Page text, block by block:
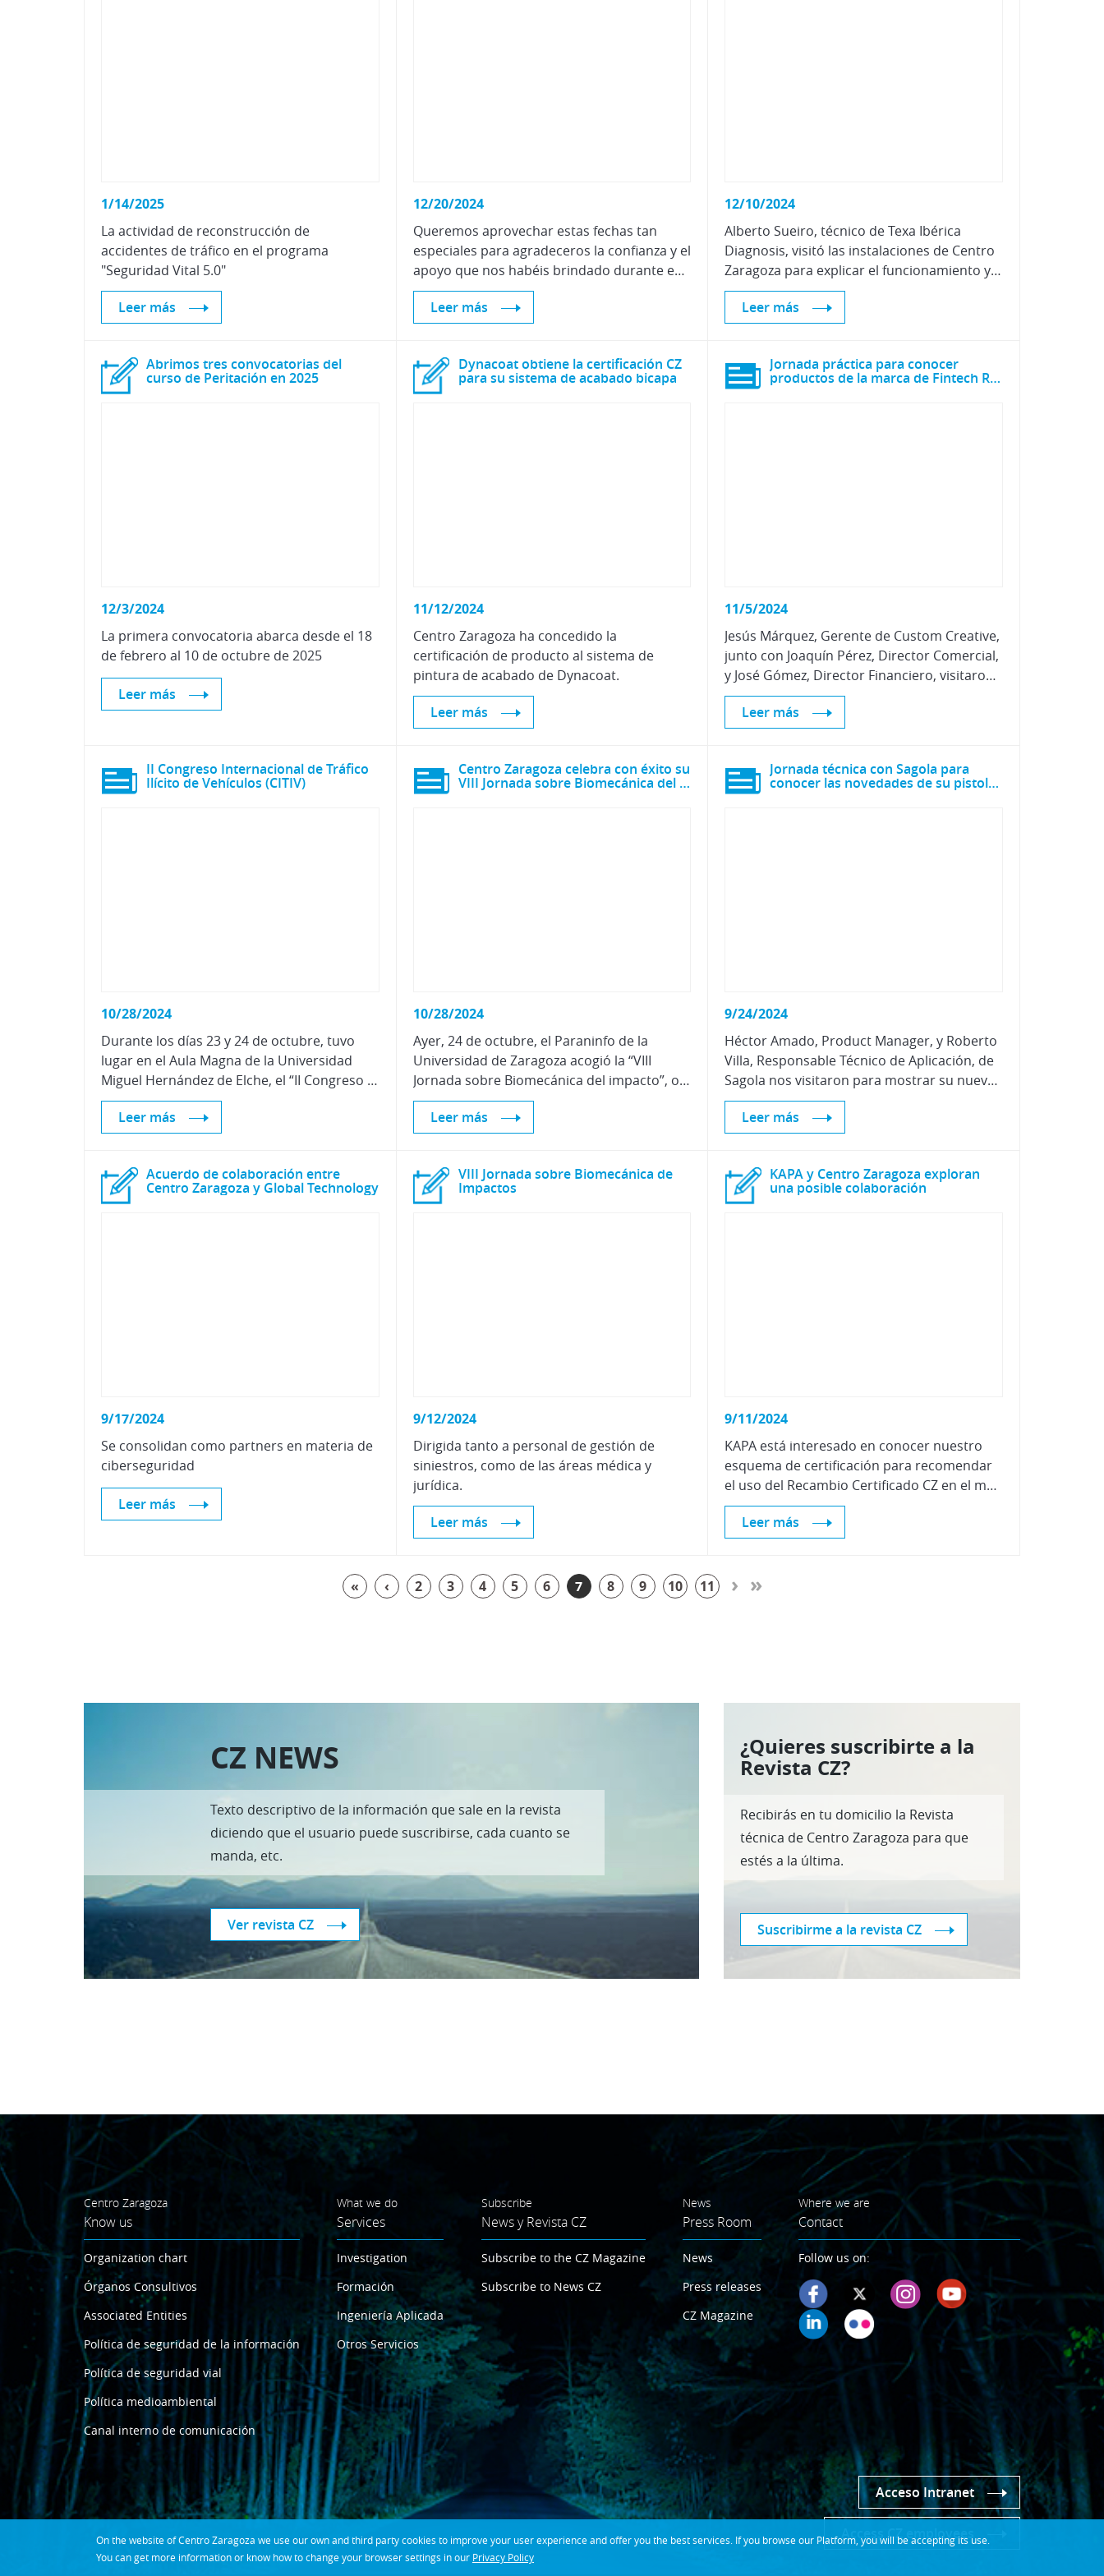
On the website of Centro Zaragoza we use our own and third party cookies to improve your user experience and offer you the best services. If you browse our Platform, you will be accepting its use.
You can get more information or know how to change your browser settings in our Privacy Policy
1/14/2025
La actividad de reconstrucción de
accidentes de tráfico en el programa
"Seguridad Vital 5.0"
Leer más
12/20/2024
Queremos aprovechar estas fechas tan
especiales para agradeceros la confianza y el
apoyo que nos habéis brindado durante este año.
Leer más
12/10/2024
Alberto Sueiro, técnico de Texa Ibérica
Diagnosis, visitó las instalaciones de Centro
Zaragoza para explicar el funcionamiento y características de su nuevo equipo RCCS 3 EVO para la calibración de cámaras, radares, lidars y sensores, junto con el nuevo software para la diagnosis IDC 6.
Leer más
Abrimos tres convocatorias del
curso de Peritación en 2025
12/3/2024
La primera convocatoria abarca desde el 18
defebrero al 10 de octubre de2025
Leer más
Dynacoat obtiene la certificación CZ
para su sistema de acabado bicapa
11/12/2024
Centro Zaragoza ha concedido la
certificación de producto al sistema de
pintura de acabado de Dynacoat.
Leer más
Jornada práctica para conocer
productos de la marca de Fintech Refinish de Custom Creative
11/5/2024
Jesús Márquez, Gerente de Custom Creative,
junto con Joaquín Pérez, Director Comercial,
y José Gómez, Director Financiero, visitaron las instalaciones de Centro Zaragoza para presentarnos algunos de los productos de su marca Fintech Refinish.
Leer más
II Congreso Internacional de Tráfico
Ilícito de Vehículos (CITIV)
10/28/2024
Durante los días 23 y 24 de octubre, tuvo
lugar en el Aula Magna de la Universidad
Miguel Hernández de Elche, el “II Congreso Internacional de Tráfico Ilícito de Vehículos (CITIV)” organizado por la asociación de policías “Tools For Cops (T4C)”, como parte del programa de formación nacional que coordina esta asociación.
Leer más
Centro Zaragoza celebra con éxito su
VIII Jornada sobre Biomecánica del Impacto
10/28/2024
Ayer, 24 de octubre, el Paraninfo de la
Universidad de Zaragoza acogió la “VIII
Jornada sobre Biomecánica del impacto”, organizada por Centro Zaragoza.
Leer más
Jornada técnica con Sagola para
conocer las novedades de su pistola Sagola 4600
9/24/2024
Héctor Amado, Product Manager, y Roberto
Villa, Responsable Técnico de Aplicación, de
Sagola nos visitaron para mostrar su nueva Sagola 4600, una mejora de su mejor pistola.
Leer más
Acuerdo de colaboración entre
Centro Zaragoza y Global Technology
9/17/2024
Se consolidan como partners en materia de
ciberseguridad
Leer más
VIII Jornada sobre Biomecánica de
Impactos
9/12/2024
Dirigida tanto a personal de gestión de
siniestros, como de las áreas médica y
jurídica.
Leer más
KAPA y Centro Zaragoza exploran
una posible colaboración
9/11/2024
KAPA está interesado en conocer nuestro
esquema de certificación para recomendar
el uso del Recambio Certificado CZ en el mercado coreano.
Leer más
« ‹ 2 3 4 5 6 7 8 9 10 11 › »
CZ NEWS
Texto descriptivo de la información que sale en la revista
diciendo que el usuario puede suscribirse, cada cuanto se
manda, etc.
Ver revista CZ
¿Quieres suscribirte a la
Revista CZ?
Recibirás en tu domicilio la Revista
técnica de Centro Zaragoza para que
estés a la última.
Suscribirme a la revista CZ
Centro Zaragoza
Know us
Organization chart
Órganos Consultivos
Associated Entities
Política de seguridad de la información
Política de seguridad vial
Política medioambiental
Canal interno de comunicación
What we do
Services
Investigation
Formación
Ingeniería Aplicada
Otros Servicios
Subscribe
News y Revista CZ
Subscribe to the CZ Magazine
Subscribe to News CZ
News
Press Room
News
Press releases
CZ Magazine
Where we are
Contact
Follow us on:
Acceso Intranet
Access CZ employees